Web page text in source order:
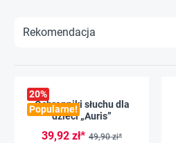
20%
Popularne!
Ochronniki słuchu dla
dzieci „Auris”
39,92 zł* 49,90 zł*